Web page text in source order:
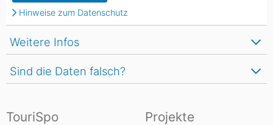
Hinweise zum Datenschutz
Weitere Infos
Sind die Daten falsch?
TouriSpo Projekte